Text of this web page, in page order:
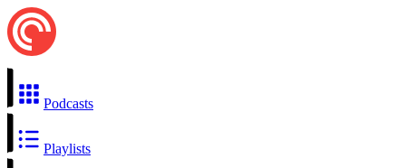
Podcasts
Playlists